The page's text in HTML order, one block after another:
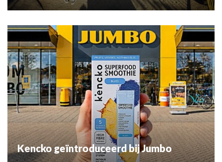
Kencko geïntroduceerd bij Jumbo